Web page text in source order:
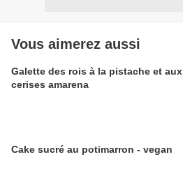
Vous aimerez aussi
Galette des rois à la pistache et aux
cerises amarena
Cake sucré au potimarron - vegan